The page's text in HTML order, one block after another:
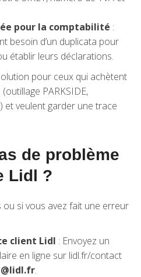
pour la comptabilité :
besoin d’un duplicata pour
établir leurs déclarations.
pour ceux qui achètent
PARKSIDE,
et veulent garder une trace
de problème
Lidl ?
ou si vous avez fait une erreur
client Lidl : Envoyez un
en ligne sur lidl.fr/contact
.